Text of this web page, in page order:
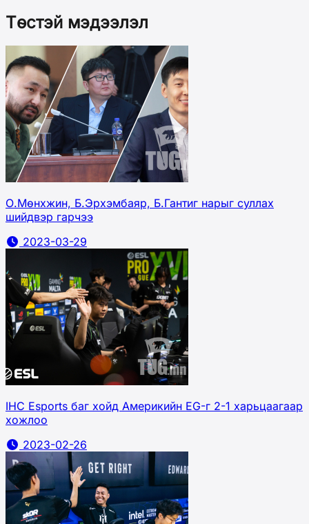
Төстэй мэдээлэл
О.Мөнхжин, Б.Эрхэмбаяр, Б.Гантиг нарыг суллах
шийдвэр гарчээ
2023-03-29
IHC Esports баг хойд Америкийн EG-г 2-1 харьцаагаар
хожлоо
2023-02-26